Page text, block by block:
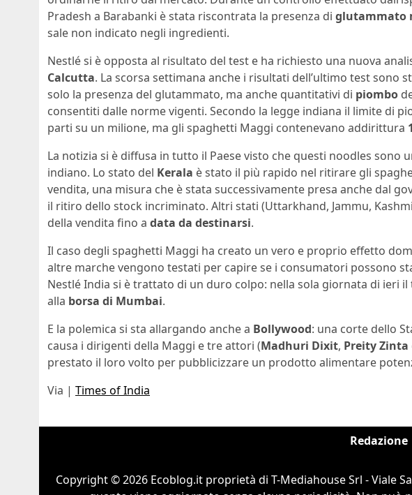
Pradesh a Barabanki è stata riscontrata la presenza di glutammato
sale non indicato negli ingredienti.
Nestlé si è opposta al risultato del test e ha richiesto una nuova
Calcutta. La scorsa settimana anche i risultati dell’ultimo test sono
solo la presenza del glutammato, ma anche quantitativi di piombo
consentiti dalle norme vigenti. Secondo la legge indiana il limite di
parti su un milione, ma gli spaghetti Maggi contenevano addirittura
La notizia si è diffusa in tutto il Paese visto che questi noodles
indiano. Lo stato del Kerala è stato il più rapido nel ritirare gli
vendita, una misura che è stata successivamente presa anche dal
il ritiro dello stock incriminato. Altri stati (Uttarkhand, Jammu,
della vendita fino a data da destinarsi.
Il caso degli spaghetti Maggi ha creato un vero e proprio effetto
altre marche vengono testati per capire se i consumatori possono
Nestlé India si è trattato di un duro colpo: nella sola giornata di ieri
alla borsa di Mumbai.
E la polemica si sta allargando anche a Bollywood: una corte dello
causa i dirigenti della Maggi e tre attori (Madhuri Dixit, Preity Zinta
prestato il loro volto per pubblicizzare un prodotto alimentare
Via | Times of India
Redazione
Copyright © 2026 Ecoblog.it proprietà di T-Mediahouse Srl - Viale